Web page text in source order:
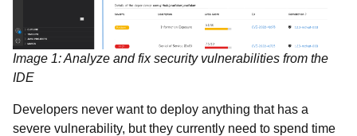
Image 1: Analyze and fix security vulnerabilities from the
IDE
Developers never want to deploy anything that has a
severe vulnerability, but they currently need to spend time